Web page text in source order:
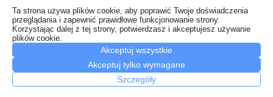
Odmów
Zobacz preferencje
Polityka plików cookiesPolityka prywatności
Olejki CBD a leki – kiedy trzeba uważać?
22 lipca, 2026
Ta strona używa plików cookie, aby poprawić Twoje doświadczenia
przeglądania i zapewnić prawidłowe funkcjonowanie strony.
Korzystając dalej z tej strony, potwierdzasz i akceptujesz używanie
plików cookie.
Akceptuj wszystkie
Akceptuj tylko wymagane
Szczegóły